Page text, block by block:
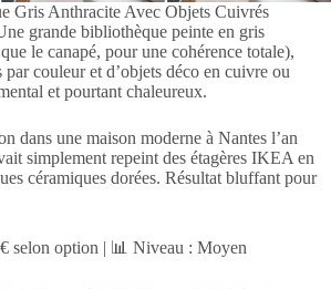
Gris Anthracite Avec Objets Cuivrés
grande bibliothèque peinte en gris
le canapé, pour une cohérence totale),
couleur et d’objets déco en cuivre ou
et pourtant chaleureux.
dans une maison moderne à Nantes l’an
simplement repeint des étagères IKEA en
céramiques dorées. Résultat bluffant pour
selon option | 📊 Niveau : Moyen